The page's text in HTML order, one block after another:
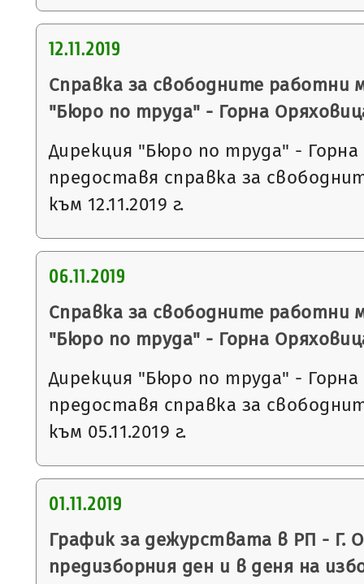
12.11.2019
Справка за свободните работни
"Бюро по труда" - Горна
Дирекция "Бюро по труда" -
предоставя справка за
към 12.11.2019 г.
06.11.2019
Справка за свободните работни
"Бюро по труда" - Горна
Дирекция "Бюро по труда" -
предоставя справка за
към 05.11.2019 г.
01.11.2019
График за дежурствата в РП - Г.
предизборния ден и в деня на